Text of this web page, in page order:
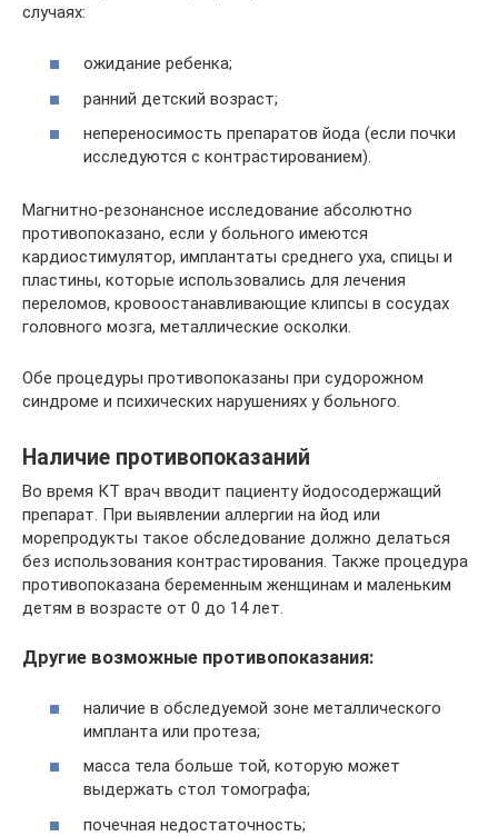
случаях:
ожидание ребенка;
ранний детский возраст;
непереносимость препаратов йода (если почки
исследуются с контрастированием).
Магнитно-резонансное исследование абсолютно
противопоказано, если у больного имеются
кардиостимулятор, имплантаты среднего уха, спицы и
пластины, которые использовались для лечения
переломов, кровоостанавливающие клипсы в сосудах
головного мозга, металлические осколки.
Обе процедуры противопоказаны при судорожном
синдроме и психических нарушениях у больного.
Наличие противопоказаний
Во время КТ врач вводит пациенту йодосодержащий
препарат. При выявлении аллергии на йод или
морепродукты такое обследование должно делаться
без использования контрастирования. Также процедура
противопоказана беременным женщинам и маленьким
детям в возрасте от 0 до 14 лет.
Другие возможные противопоказания:
наличие в обследуемой зоне металлического
импланта или протеза;
масса тела больше той, которую может
выдержать стол томографа;
почечная недостаточность;